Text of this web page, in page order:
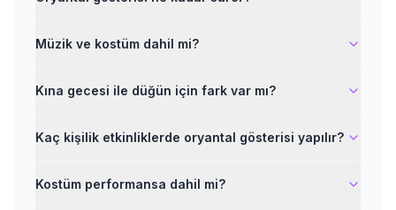
Müzik ve kostüm dahil mi?
Kına gecesi ile düğün için fark var mı?
Kaç kişilik etkinliklerde oryantal gösterisi yapılır?
Kostüm performansa dahil mi?